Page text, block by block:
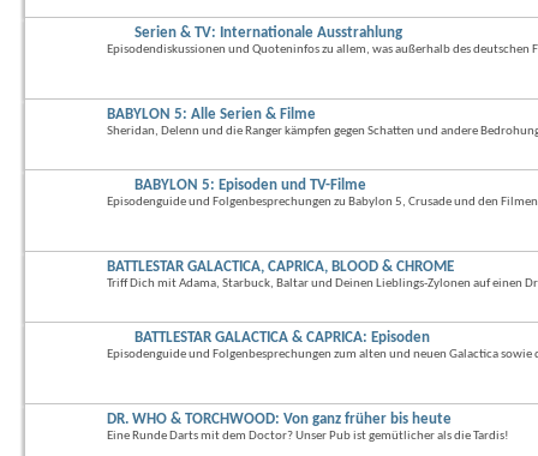
Serien & TV: Internationale Ausstrahlung
Episodendiskussionen und Quoteninfos zu allem, was außerhalb des deutschen
BABYLON 5: Alle Serien & Filme
Sheridan, Delenn und die Ranger kämpfen gegen Schatten und andere
BABYLON 5: Episoden und TV-Filme
Episodenguide und Folgenbesprechungen zu Babylon 5, Crusade und den
BATTLESTAR GALACTICA, CAPRICA, BLOOD & CHROME
Triff Dich mit Adama, Starbuck, Baltar und Deinen Lieblings-Zylonen auf einen
BATTLESTAR GALACTICA & CAPRICA: Episoden
Episodenguide und Folgenbesprechungen zum alten und neuen Galactica sowie
DR. WHO & TORCHWOOD: Von ganz früher bis heute
Eine Runde Darts mit dem Doctor? Unser Pub ist gemütlicher als die Tardis!